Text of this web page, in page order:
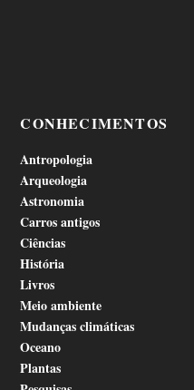
CONHECIMENTOS
Antropologia
Arqueologia
Astronomia
Carros antigos
Ciências
História
Livros
Meio ambiente
Mudanças climáticas
Oceano
Plantas